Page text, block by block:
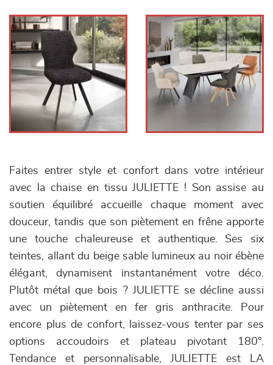
Faites entrer style et confort dans votre intérieur
avec la chaise en tissu JULIETTE ! Son assise au
soutien équilibré accueille chaque moment avec
douceur, tandis que son piètement en frêne apporte
une touche chaleureuse et authentique. Ses six
teintes, allant du beige sable lumineux au noir ébène
élégant, dynamisent instantanément votre déco.
Plutôt métal que bois ? JULIETTE se décline aussi
avec un piètement en fer gris anthracite. Pour
encore plus de confort, laissez-vous tenter par ses
options accoudoirs et plateau pivotant 180°.
Tendance et personnalisable, JULIETTE est LA